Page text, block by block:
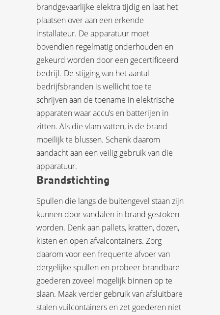
brandgevaarlijke elektra tijdig en laat het
plaatsen over aan een erkende
installateur. De apparatuur moet
bovendien regelmatig onderhouden en
gekeurd worden door een gecertificeerd
bedrijf. De stijging van het aantal
bedrijfsbranden is wellicht toe te
schrijven aan de toename in elektrische
apparaten waar accu’s en batterijen in
zitten. Als die vlam vatten, is de brand
moeilijk te blussen. Schenk daarom
aandacht aan een veilig gebruik van die
apparatuur.
Brandstichting
Spullen die langs de buitengevel staan zijn
kunnen door vandalen in brand gestoken
worden. Denk aan pallets, kratten, dozen,
kisten en open afvalcontainers. Zorg
daarom voor een frequente afvoer van
dergelijke spullen en probeer brandbare
goederen zoveel mogelijk binnen op te
slaan. Maak verder gebruik van afsluitbare
stalen vuilcontainers en zet goederen niet